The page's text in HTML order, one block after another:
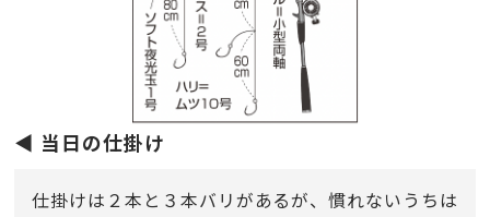
◀︎ 当日の仕掛け
仕掛けは２本と３本バリがあるが、慣れないうちは